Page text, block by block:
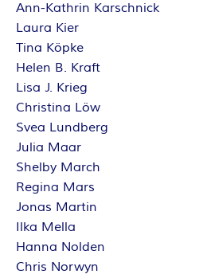
Ann-Kathrin Karschnick
Laura Kier
Tina Köpke
Helen B. Kraft
Lisa J. Krieg
Christina Löw
Svea Lundberg
Julia Maar
Shelby March
Regina Mars
Jonas Martin
Ilka Mella
Hanna Nolden
Chris Norwyn